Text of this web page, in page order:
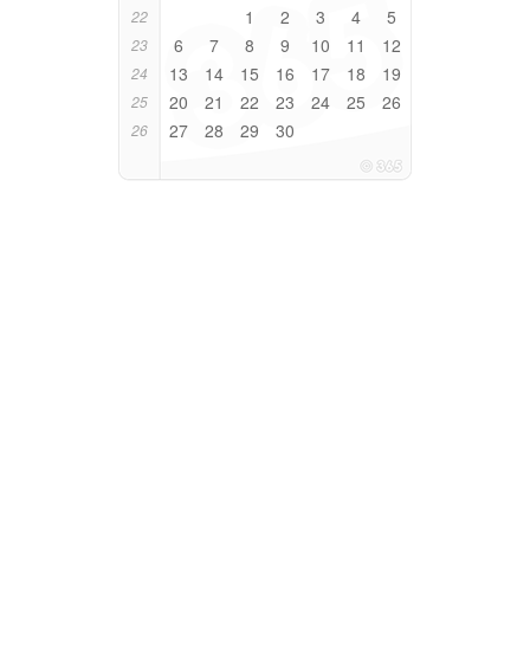
22 1 2 3 4 5
23 6 7 8 9 10 11 12
24 13 14 15 16 17 18 19
25 20 21 22 23 24 25 26
26 27 28 29 30